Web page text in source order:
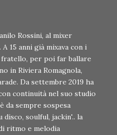
Rossini, al mixer
15 anni già mixava con i
per poi far ballare
in Riviera Romagnola,
Da settembre 2019 ha
continuità nel suo studio
da sempre sospesa
soulful, jackin'.. la
ritmo e melodia